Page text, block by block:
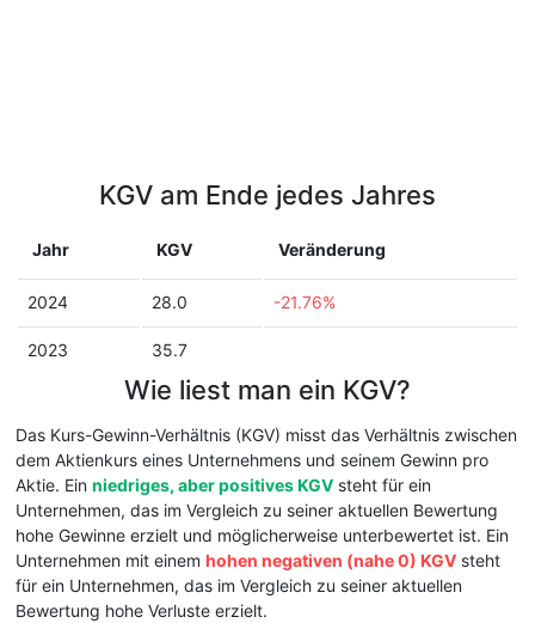
KGV am Ende jedes Jahres
Jahr KGV Veränderung
2024 28.0 -21.76%
2023 35.7
Wie liest man ein KGV?
Das Kurs-Gewinn-Verhältnis (KGV) misst das Verhältnis zwischen
dem Aktienkurs eines Unternehmens und seinem Gewinn pro
Aktie. Ein niedriges, aber positives KGV steht für ein
Unternehmen, das im Vergleich zu seiner aktuellen Bewertung
hohe Gewinne erzielt und möglicherweise unterbewertet ist. Ein
Unternehmen mit einem hohen negativen (nahe 0) KGV steht
für ein Unternehmen, das im Vergleich zu seiner aktuellen
Bewertung hohe Verluste erzielt.